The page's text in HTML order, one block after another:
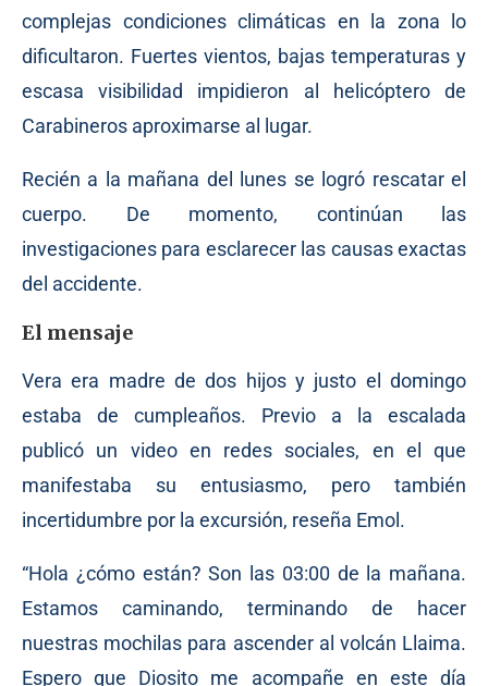
complejas condiciones climáticas en la zona lo
dificultaron. Fuertes vientos, bajas temperaturas y
escasa visibilidad impidieron al helicóptero de
Carabineros aproximarse al lugar.
Recién a la mañana del lunes se logró rescatar el
cuerpo. De momento, continúan las
investigaciones para esclarecer las causas exactas
del accidente.
El mensaje
Vera era madre de dos hijos y justo el domingo
estaba de cumpleaños. Previo a la escalada
publicó un video en redes sociales, en el que
manifestaba su entusiasmo, pero también
incertidumbre por la excursión, reseña Emol.
“Hola ¿cómo están? Son las 03:00 de la mañana.
Estamos caminando, terminando de hacer
nuestras mochilas para ascender al volcán Llaima.
Espero que Diosito me acompañe en este día